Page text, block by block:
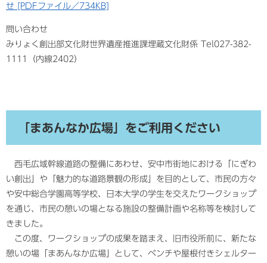
せ [PDFファイル／734KB]
問い合わせ
みりょく創出部文化財世界遺産推進課埋蔵文化財係 Tel027-382-
1111（内線2402）
「まあんなか広場」をご利用ください
西毛広域幹線道路の整備にあわせ、安中市街地における「にぎわ
い創出」や「魅力的な道路景観の形成」を目的として、市民の方々
や安中総合学園高等学校、日本大学の学生を交えたワークショップ
を通じ、市民の憩いの場となる施設の整備計画や名称等を検討して
きました。
この度、ワークショップの成果を踏まえ、旧市役所前に、新たな
憩いの場「まあんなか広場」として、ベンチや屋根付きシェルター